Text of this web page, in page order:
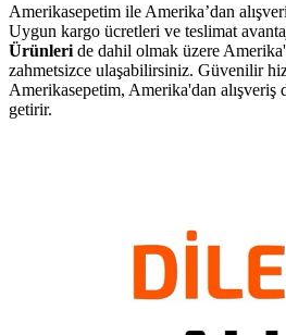
Amerikasepetim ile Amerika’dan
Uygun kargo ücretleri ve teslimat
Ürünleri de dahil olmak üzere
zahmetsizce ulaşabilirsiniz. Güvenilir
Amerikasepetim, Amerika'dan
getirir.